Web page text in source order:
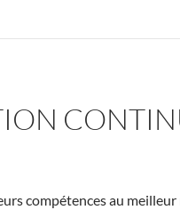
compétences au meilleur